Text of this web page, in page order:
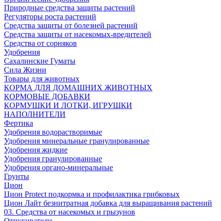
Природные средства защиты растений
Регуляторы роста растений
Средства защиты от болезней растений
Средства защиты от насекомых-вредителей
Средства от сорняков
Удобрения
Сахалинские Гуматы
Сила Жизни
Товары для животных
КОРМА ДЛЯ ДОМАШНИХ ЖИВОТНЫХ
КОРМОВЫЕ ДОБАВКИ
КОРМУШКИ И ЛОТКИ, ИГРУШКИ
НАПОЛНИТЕЛИ
Фертика
Удобрения водорастворимые
Удобрения минеральные гранулированные
Удобрения жидкие
Удобрения гранулированные
Удобрения органо-минеральные
Грунты
Цион
Цион Protect подкормка и профилактика грибковых
Цион Лайт безнитратная добавка для выращивания растений
03. Средства от насекомых и грызунов